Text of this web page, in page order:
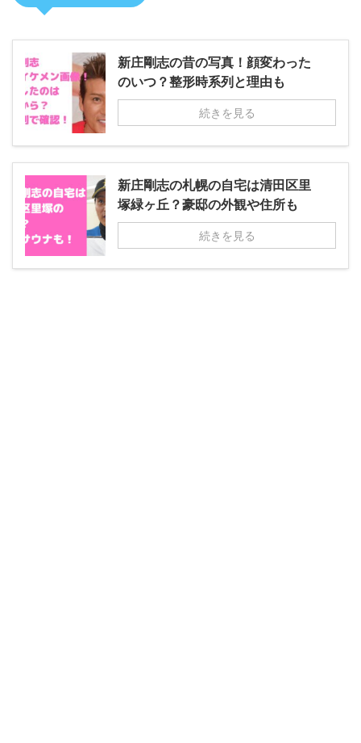
新庄剛志の昔の写真！顔変わった
のいつ？整形時系列と理由も
続きを見る
新庄剛志の札幌の自宅は清田区里
塚緑ヶ丘？豪邸の外観や住所も
続きを見る